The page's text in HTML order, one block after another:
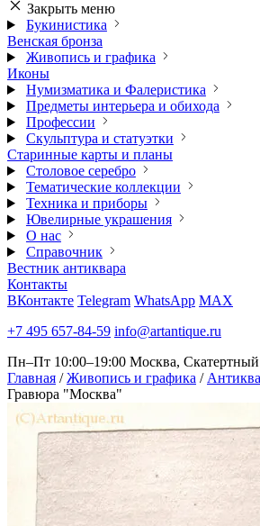
Закрыть меню
Букинистика
Венская бронза
Живопись и графика
Иконы
Нумизматика и Фалеристика
Предметы интерьера и обихода
Профессии
Скульптура и статуэтки
Старинные карты и планы
Столовое серебро
Тематические коллекции
Техника и приборы
Ювелирные украшения
О нас
Справочник
Вестник антиквара
Контакты
ВКонтакте Telegram WhatsApp MAX
+7 495 657-84-59 info@artantique.ru
Пн–Пт 10:00–19:00 Москва,
Главная / Живопись и графика /
Гравюра "Москва"